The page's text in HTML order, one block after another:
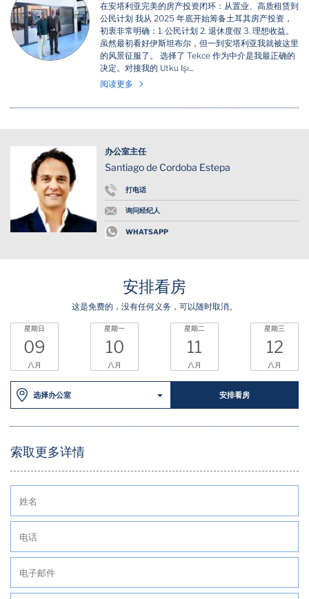
在安塔利亚完美的房产投资闭环：从置业、高质租赁到
公民计划 我从 2025 年底开始筹备土耳其房产投资，
初衷非常明确：1. 公民计划 2. 退休度假 3. 理想收益。
虽然最初看好伊斯坦布尔，但一到安塔利亚我就被这里
的风景征服了。 选择了 Tekce 作为中介是我最正确的
决定。对接我的 Utku Işı...
阅读更多
办公室主任
Santiago de Cordoba Estepa
打电话
询问经纪人
WHATSAPP
安排看房
这是免费的，没有任何义务，可以随时取消。
星期日
09
八月
星期一
10
八月
星期二
11
八月
星期三
12
八月
选择办公室 安排看房
索取更多详情